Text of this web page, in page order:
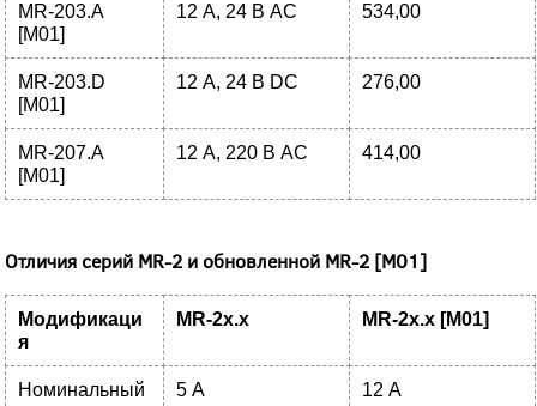
MR-203.A
[M01]
12 А, 24 В AC 534,00
MR-203.D
[M01]
12 А, 24 В DC 276,00
MR-207.A
[M01]
12 А, 220 В AC 414,00
Отличия серий MR-2 и обновленной MR-2 [M01]
Модификаци
я
MR-2х.х MR-2х.х [M01]
Номинальный
5 А 12 А